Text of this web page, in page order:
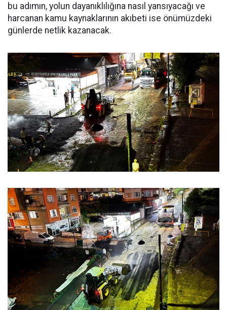
bu adımın, yolun dayanıklılığına nasıl yansıyacağı ve
harcanan kamu kaynaklarının akıbeti ise önümüzdeki
günlerde netlik kazanacak.